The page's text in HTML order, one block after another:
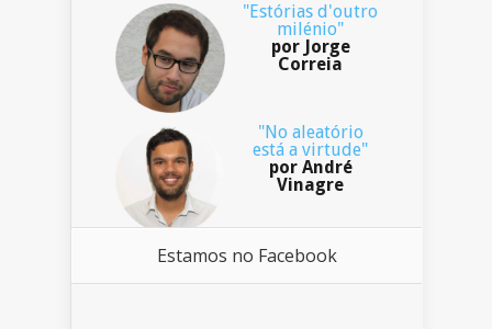
"Estórias d'outro
milénio"
por Jorge
Correia
"No aleatório
está a virtude"
por André
Vinagre
Estamos no Facebook